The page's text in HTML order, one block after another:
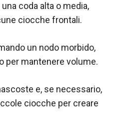
coda alta o media,
ciocche frontali.
un nodo morbido,
per mantenere volume.
e, se necessario,
ciocche per creare